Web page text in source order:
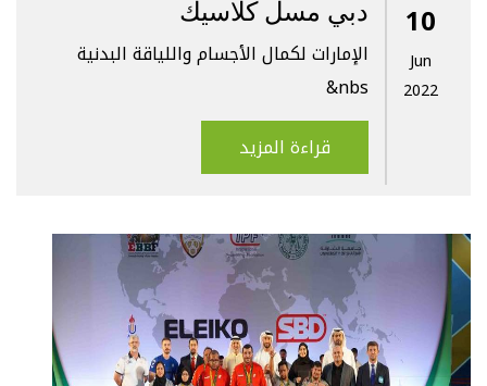
دبي مسل كلاسيك
الإمارات لكمال الأجسام واللياقة البدنية
&nbs
قراءة المزيد
10
Jun
2022